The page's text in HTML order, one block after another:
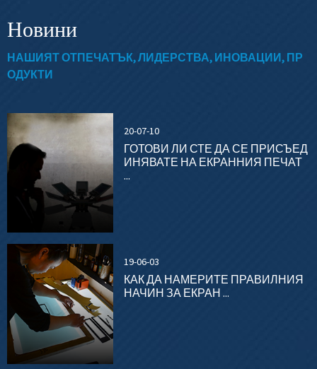
Новини
НАШИЯТ ОТПЕЧАТЪК, ЛИДЕРСТВА, ИНОВАЦИИ, ПР
ОДУКТИ
20-07-10
ГОТОВИ ЛИ СТЕ ДА СЕ ПРИСЪЕД
ИНЯВАТЕ НА ЕКРАННИЯ ПЕЧАТ
...
19-06-03
КАК ДА НАМЕРИТЕ ПРАВИЛНИЯ
НАЧИН ЗА ЕКРАН ...